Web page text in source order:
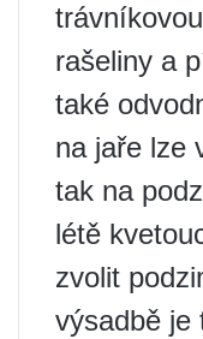
rašeliny a
také
na jaře lze
tak na
létě
zvolit
výsadbě je